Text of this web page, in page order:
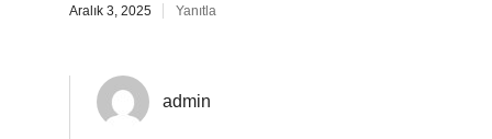
Aralık 3, 2025 Yanıtla
admin